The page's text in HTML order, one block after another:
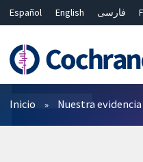
Español English فارسی
Bahasa Malaysia
ไทย 繁體
Filtros
Inicio Nuestra evidencia